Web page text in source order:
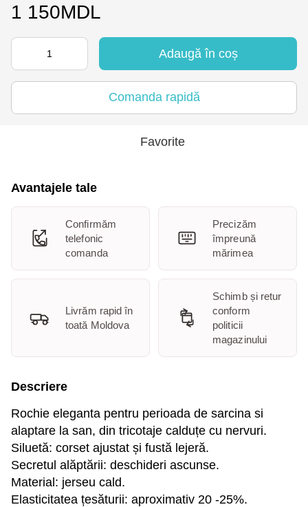
1 150MDL
Adaugă în coș
Comanda rapidă
Favorite
Avantajele tale
Confirmăm
telefonic
comanda
Precizăm
împreună
mărimea
Livrăm rapid în
toată Moldova
Schimb și retur
conform
politicii
magazinului
Descriere
Rochie eleganta pentru perioada de sarcina si
alaptare la san, din tricotaje calduțe cu nervuri.
Siluetă: corset ajustat și fustă lejeră.
Secretul alăptării: deschideri ascunse.
Material: jerseu cald.
Elasticitatea țesăturii: aproximativ 20 -25%.